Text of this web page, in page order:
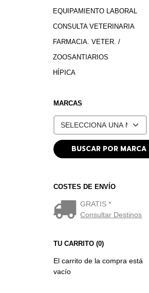
EQUIPAMIENTO LABORAL
CONSULTA VETERINARIA
FARMACIA. VETER. /
ZOOSANTIARIOS
HÍPICA
MARCAS
COSTES DE ENVÍO
GRATIS *
Consultar Destinos
TU CARRITO (0)
El carrito de la compra está
vacío